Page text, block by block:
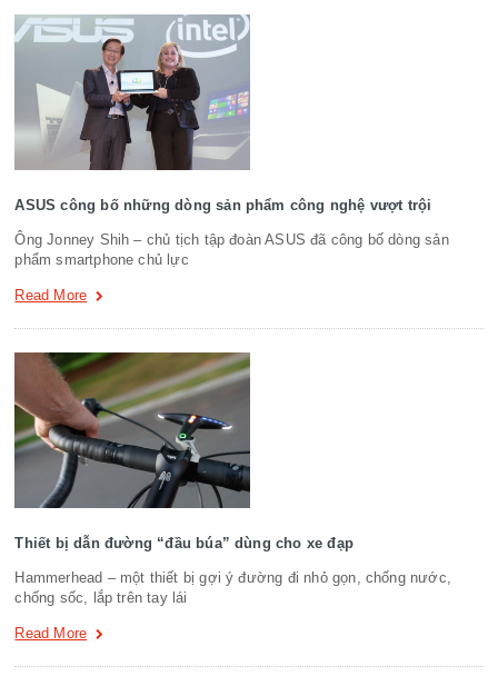
ASUS công bố những dòng sản phẩm công nghệ vượt trội
Ông Jonney Shih – chủ tịch tập đoàn ASUS đã công bố dòng sản
phẩm smartphone chủ lực
Read More
Thiết bị dẫn đường “đầu búa” dùng cho xe đạp
Hammerhead – một thiết bị gợi ý đường đi nhỏ gọn, chống nước,
chống sốc, lắp trên tay lái
Read More